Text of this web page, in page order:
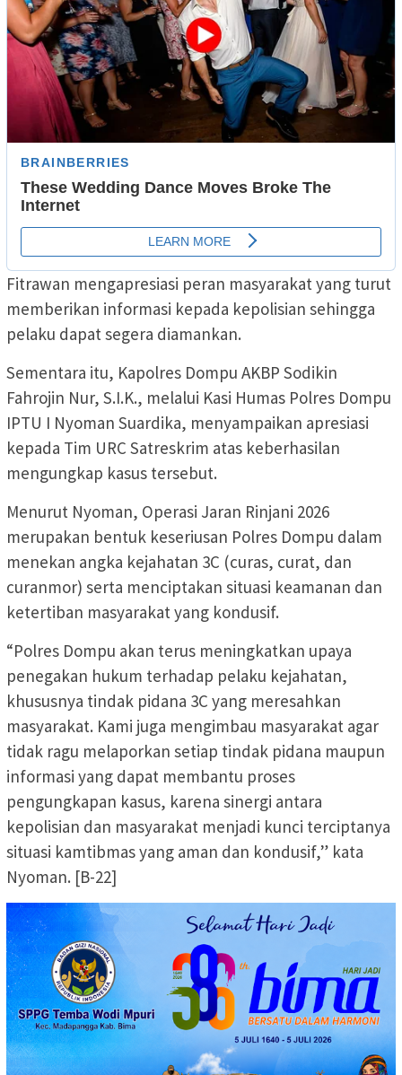
Fitrawan mengapresiasi peran masyarakat yang turut
memberikan informasi kepada kepolisian sehingga
pelaku dapat segera diamankan.
Sementara itu, Kapolres Dompu AKBP Sodikin
Fahrojin Nur, S.I.K., melalui Kasi Humas Polres Dompu
IPTU I Nyoman Suardika, menyampaikan apresiasi
kepada Tim URC Satreskrim atas keberhasilan
mengungkap kasus tersebut.
Menurut Nyoman, Operasi Jaran Rinjani 2026
merupakan bentuk keseriusan Polres Dompu dalam
menekan angka kejahatan 3C (curas, curat, dan
curanmor) serta menciptakan situasi keamanan dan
ketertiban masyarakat yang kondusif.
“Polres Dompu akan terus meningkatkan upaya
penegakan hukum terhadap pelaku kejahatan,
khususnya tindak pidana 3C yang meresahkan
masyarakat. Kami juga mengimbau masyarakat agar
tidak ragu melaporkan setiap tindak pidana maupun
informasi yang dapat membantu proses
pengungkapan kasus, karena sinergi antara
kepolisian dan masyarakat menjadi kunci terciptanya
situasi kamtibmas yang aman dan kondusif,” kata
Nyoman. [B-22]